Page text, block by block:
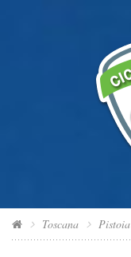
Toscana Pistoia